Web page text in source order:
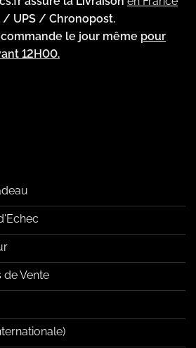
/ UPS / Chronopost.
le jour même pour
12H00.
de Vente